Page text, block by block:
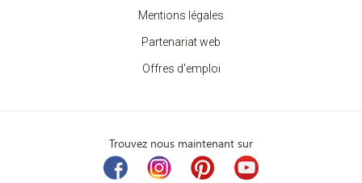
Mentions légales
Partenariat web
Offres d'emploi
Trouvez nous maintenant sur